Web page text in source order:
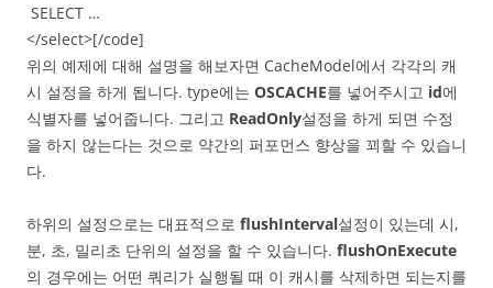
SELECT …
</select>[/code]
위의 예제에 대해 설명을 해보자면 CacheModel에서 각각의 캐
시 설정을 하게 됩니다. type에는 OSCACHE를 넣어주시고 id에
식별자를 넣어줍니다. 그리고 ReadOnly설정을 하게 되면 수정
을 하지 않는다는 것으로 약간의 퍼포먼스 향상을 꾀할 수 있습니
다.
하위의 설정으로는 대표적으로 flushInterval설정이 있는데 시,
분, 초, 밀리초 단위의 설정을 할 수 있습니다. flushOnExecute
의 경우에는 어떤 쿼리가 실행될 때 이 캐시를 삭제하면 되는지를